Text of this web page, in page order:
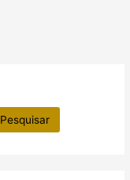
Pesquisar